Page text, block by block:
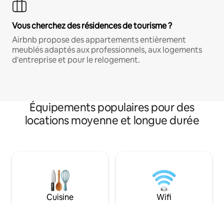
Vous cherchez des résidences de tourisme ?
Airbnb propose des appartements entièrement
meublés adaptés aux professionnels, aux logements
d'entreprise et pour le relogement.
Équipements populaires pour des
locations moyenne et longue durée
Cuisine Wifi